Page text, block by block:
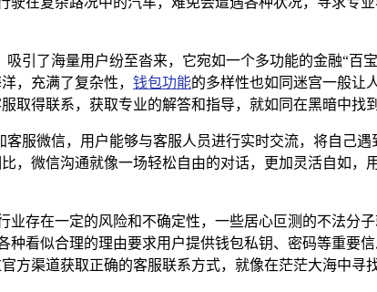
引了海量用户纷至沓来，它宛如一个多功能的金融“百
，充满了复杂性， 钱包功能的多样性也如同迷宫一般让
得联系，获取专业的解答和指导，就如同在黑暗中找
服微信，用户能够与客服人员进行实时交流，将自己
，微信沟通就像一场轻松自由的对话，更加灵活自如
存在一定的风险和不确定性，一些居心叵测的不法分
看似合理的理由要求用户提供钱包私钥、密码等重要
渠道获取正确的客服联系方式，就像在茫茫大海中寻